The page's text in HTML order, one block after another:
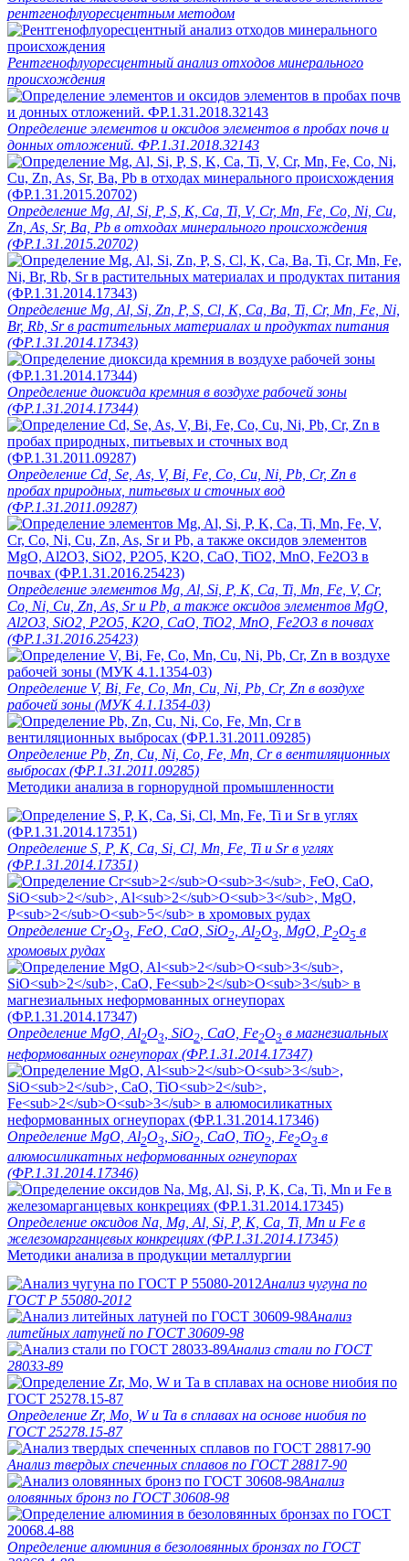
рентгенофлуоресцентным методом
Рентгенофлуоресцентный анализ отходов минерального
происхождения
Определение элементов и оксидов элементов в пробах почв и
донных отложений. ФР.1.31.2018.32143
Определение Mg, Al, Si, P, S, K, Ca, Ti, V, Cr, Mn, Fe, Co, Ni, Cu,
Zn, As, Sr, Ba, Pb в отходах минерального происхождения
(ФР.1.31.2015.20702)
Определение Mg, Al, Si, Zn, P, S, Cl, K, Ca, Ba, Ti, Cr, Mn, Fe, Ni,
Br, Rb, Sr в растительных материалах и продуктах питания
(ФР.1.31.2014.17343)
Определение диоксида кремния в воздухе рабочей зоны
(ФР.1.31.2014.17344)
Определение Cd, Se, As, V, Bi, Fe, Co, Cu, Ni, Pb, Cr, Zn в
пробах природных, питьевых и сточных вод
(ФР.1.31.2011.09287)
Определение элементов Mg, Al, Si, P, K, Ca, Ti, Mn, Fe, V, Cr,
Co, Ni, Cu, Zn, As, Sr и Pb, а также оксидов элементов MgO,
Al2O3, SiO2, P2O5, K2O, CaO, TiO2, MnO, Fe2O3 в почвах
(ФР.1.31.2016.25423)
Определение V, Bi, Fe, Co, Mn, Cu, Ni, Pb, Cr, Zn в воздухе
рабочей зоны (МУК 4.1.1354-03)
Определение Pb, Zn, Cu, Ni, Co, Fe, Mn, Cr в вентиляционных
выбросах (ФР.1.31.2011.09285)
Методики анализа в горнорудной промышленности
Определение S, P, K, Ca, Si, Cl, Mn, Fe, Ti и Sr в углях
(ФР.1.31.2014.17351)
Определение Cr2O3 , FeO, CaO, SiO2 , Al2O3 , MgO, P2O5 в
хромовых рудах
Определение MgO, Al2O3 , SiO2 , CaO, Fe2O3 в магнезиальных
неформованных огнеупорах (ФР.1.31.2014.17347)
Определение MgO, Al2O3 , SiO2 , CaO, TiO2 , Fe2O3 в
алюмосиликатных неформованных огнеупорах
(ФР.1.31.2014.17346)
Определение оксидов Na, Mg, Al, Si, P, K, Ca, Ti, Mn и Fe в
железомарганцевых конкрециях (ФР.1.31.2014.17345)
Методики анализа в продукции металлургии
Анализ чугуна по
ГОСТ Р 55080-2012
Анализ
литейных латуней по ГОСТ 30609-98
Анализ стали по ГОСТ
28033-89
Определение Zr, Mo, W и Ta в сплавах на основе ниобия по
ГОСТ 25278.15-87
Анализ твердых спеченных сплавов по ГОСТ 28817-90
Анализ
оловянных бронз по ГОСТ 30608-98
Определение алюминия в безоловянных бронзах по ГОСТ